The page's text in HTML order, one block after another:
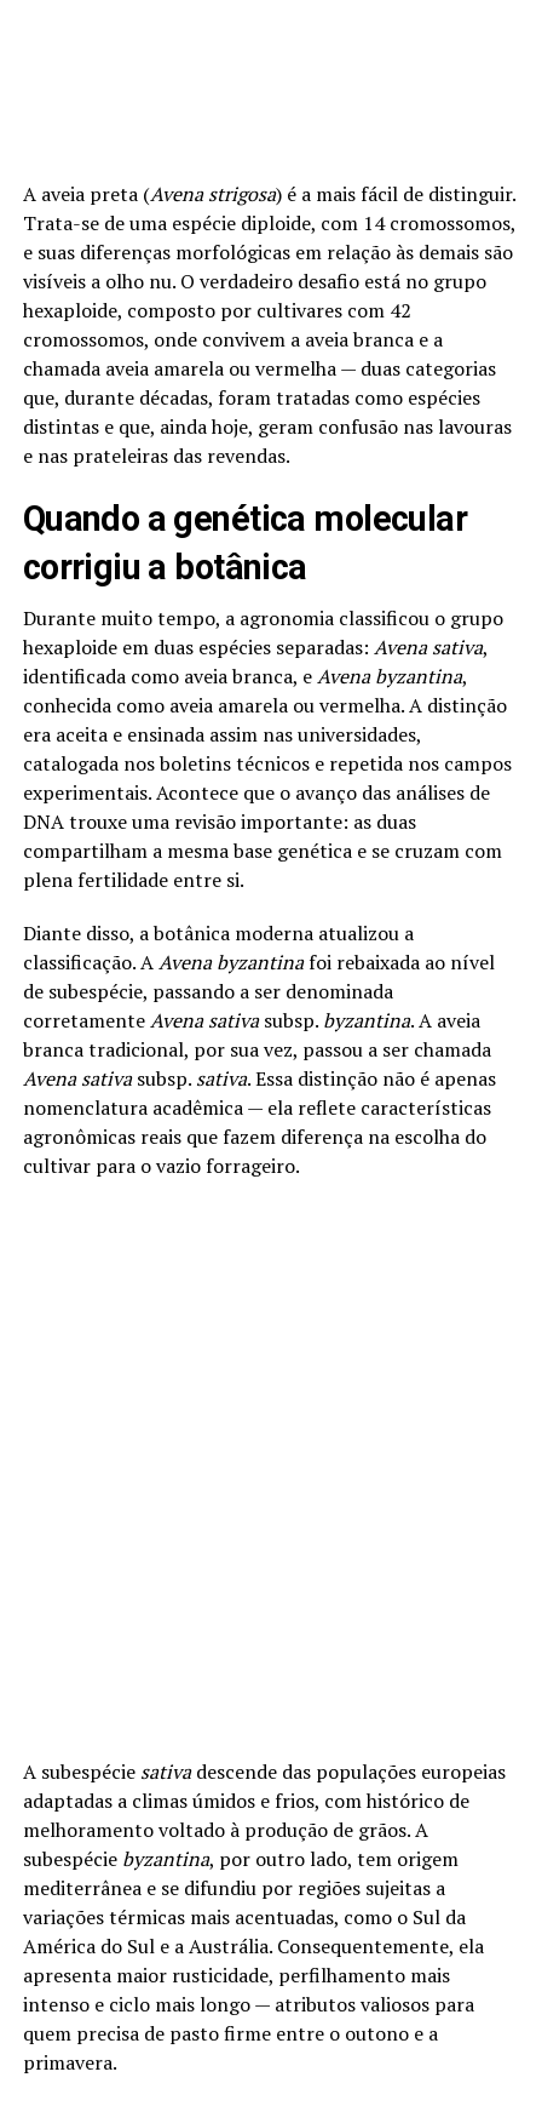
A aveia preta (Avena strigosa) é a mais fácil de distinguir.
Trata-se de uma espécie diploide, com 14 cromossomos,
e suas diferenças morfológicas em relação às demais são
visíveis a olho nu. O verdadeiro desafio está no grupo
hexaploide, composto por cultivares com 42
cromossomos, onde convivem a aveia branca e a
chamada aveia amarela ou vermelha — duas categorias
que, durante décadas, foram tratadas como espécies
distintas e que, ainda hoje, geram confusão nas lavouras
e nas prateleiras das revendas.
Quando a genética molecular
corrigiu a botânica
Durante muito tempo, a agronomia classificou o grupo
hexaploide em duas espécies separadas: Avena sativa,
identificada como aveia branca, eAvena byzantina,
conhecida como aveia amarela ou vermelha. A distinção
era aceita e ensinada assim nas universidades,
catalogada nos boletins técnicos e repetida nos campos
experimentais. Acontece que o avanço das análises de
DNA trouxe uma revisão importante: as duas
compartilham a mesma base genética e se cruzam com
plena fertilidade entre si.
Diante disso, a botânica moderna atualizou a
classificação. AAvena byzantinafoi rebaixada ao nível
de subespécie, passando a ser denominada
corretamenteAvena sativasubsp. byzantina. A aveia
branca tradicional, por sua vez, passou a ser chamada
Avena sativasubsp. sativa. Essa distinção não é apenas
nomenclatura acadêmica — ela reflete características
agronômicas reais que fazem diferença na escolha do
cultivar para o vazio forrageiro.
A subespécie sativadescende das populações europeias
adaptadas a climas úmidos e frios, com histórico de
melhoramento voltado à produção de grãos. A
subespécie byzantina, por outro lado, tem origem
mediterrânea e se difundiu por regiões sujeitas a
variações térmicas mais acentuadas, como o Sul da
América do Sul e a Austrália. Consequentemente, ela
apresenta maior rusticidade, perfilhamento mais
intenso e ciclo mais longo — atributos valiosos para
quem precisa de pasto firme entre o outono e a
primavera.